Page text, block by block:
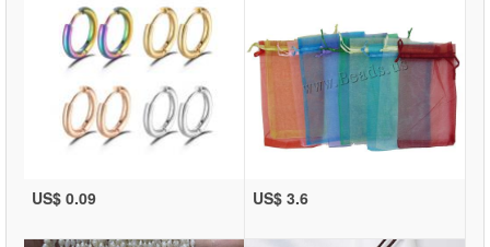
US$ 0.09 US$ 3.6